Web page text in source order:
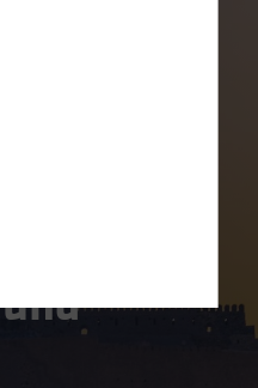
2026: